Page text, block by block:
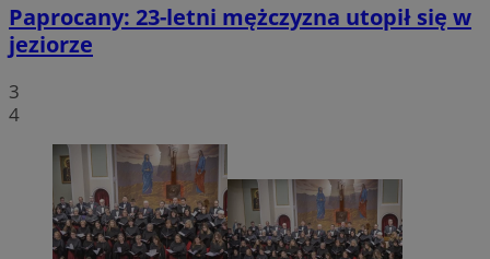
Paprocany: 23-letni mężczyzna utopił się w
jeziorze
3
4